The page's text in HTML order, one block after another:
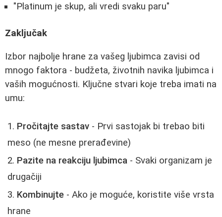
"Platinum je skup, ali vredi svaku paru"
Zaključak
Izbor najbolje hrane za vašeg ljubimca zavisi od
mnogo faktora - budžeta, životnih navika ljubimca i
vaših mogućnosti. Ključne stvari koje treba imati na
umu:
Pročitajte sastav - Prvi sastojak bi trebao biti
meso (ne mesne prerađevine)
Pazite na reakciju ljubimca - Svaki organizam je
drugačiji
Kombinujte - Ako je moguće, koristite više vrsta
hrane